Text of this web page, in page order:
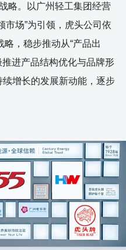
略。以广州轻工集团经营
市场”为引领，虎头公司依
略，稳步推动从“产品出
推进产品结构优化与品牌形
增长的发展新动能，逐步